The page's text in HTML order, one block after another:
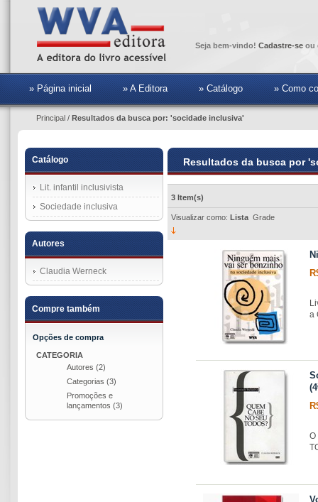
Seja bem-vindo! Cadastre-se ou
» Página inicial » A Editora » Catálogo » Como
Principal / Resultados da busca por: 'socidade inclusiva'
Resultados da busca por
3 Item(s)
Visualizar como: Lista Grade
a
O
Catálogo
Lit. infantil inclusivista
Sociedade inclusiva
Autores
Claudia Werneck
Compre também
Opções de compra
CATEGORIA
Autores (2)
Categorias (3)
Promoções e
lançamentos (3)